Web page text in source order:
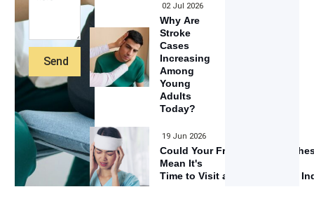
Send
02 Jul 2026
Why Are
Stroke
Cases
Increasing
Among
Young
Adults
Today?
19 Jun 2026
Could Your Frequent
Mean It's
Time to Visit a Neurologist in